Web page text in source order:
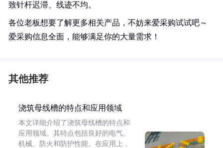
致针杆迟滞、线迹不均。
各位老板想要了解更多相关产品，不妨来爱采购试试吧～
爱采购信息全面，能够满足你的大量需求！
其他推荐
浇筑母线槽的特点和应用领域
本文详细介绍了浇筑母线槽的特点和
应用领域。其特点包括良好的电气、
机械、防火和防护性能。在应用上，